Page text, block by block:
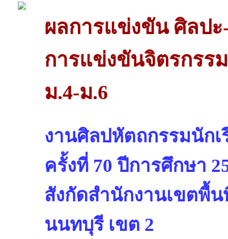
ผลการแข่งขัน ศิลป
การแข่งขันจิตรกรร
ม.4-ม.6
งานศิลปหัตถกรรมนัก
ครั้งที่ 70 ปีการศึกษา
สังกัดสำนักงานเขตพื้
นนทบุรี เขต 2